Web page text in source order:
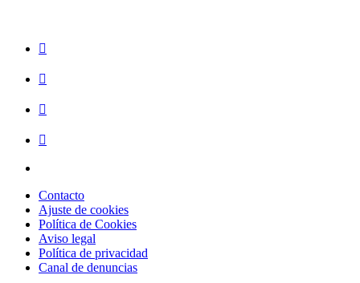
Contacto
Ajuste de cookies
Política de Cookies
Aviso legal
Política de privacidad
Canal de denuncias